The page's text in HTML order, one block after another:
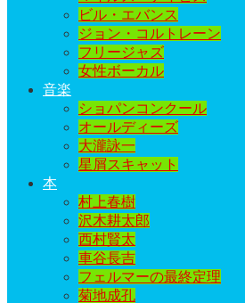
ビル・エバンス
ジョン・コルトレーン
フリージャズ
女性ボーカル
音楽
ショパンコンクール
オールディーズ
大瀧詠一
星屑スキャット
本
村上春樹
沢木耕太郎
西村賢太
車谷長吉
フェルマーの最終定理
菊地成孔